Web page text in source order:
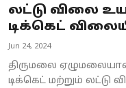
லட்டு விலை
டிக்கெட்
Jun 24, 2024
திருமலை ஏழுமலையான்
டிக்கெட் மற்றும் லட்டு